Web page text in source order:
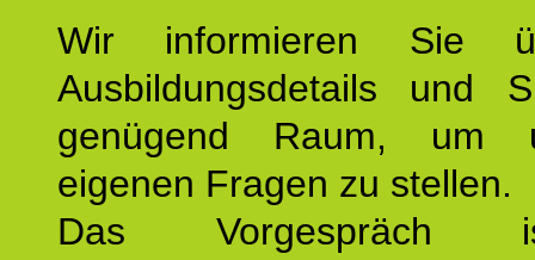
Wir informieren Sie
Ausbildungsdetails und
genügend Raum, um
eigenen Fragen zu stellen.
Das